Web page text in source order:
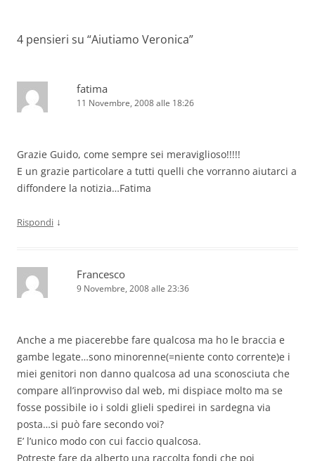
4 pensieri su “Aiutiamo Veronica”
fatima
11 Novembre, 2008 alle 18:26
Grazie Guido, come sempre sei meraviglioso!!!!!
E un grazie particolare a tutti quelli che vorranno aiutarci a
diffondere la notizia…Fatima
Rispondi ↓
Francesco
9 Novembre, 2008 alle 23:36
Anche a me piacerebbe fare qualcosa ma ho le braccia e
gambe legate…sono minorenne(=niente conto corrente)e i
miei genitori non danno qualcosa ad una sconosciuta che
compare all’inprovviso dal web, mi dispiace molto ma se
fosse possibile io i soldi glieli spedirei in sardegna via
posta…si può fare secondo voi?
E’ l’unico modo con cui faccio qualcosa.
Potreste fare da alberto una raccolta fondi che poi